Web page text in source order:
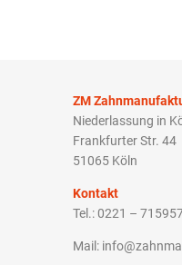
ZM
Niederlassung in
Frankfurter Str. 44
51065 Köln
Kontakt
Tel.: 0221 –
Mail: